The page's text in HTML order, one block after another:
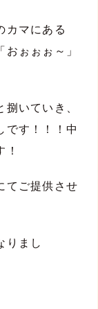
カマにある
おぉぉぉ～」
いていき、
です！！！中
てご提供させ
りまし